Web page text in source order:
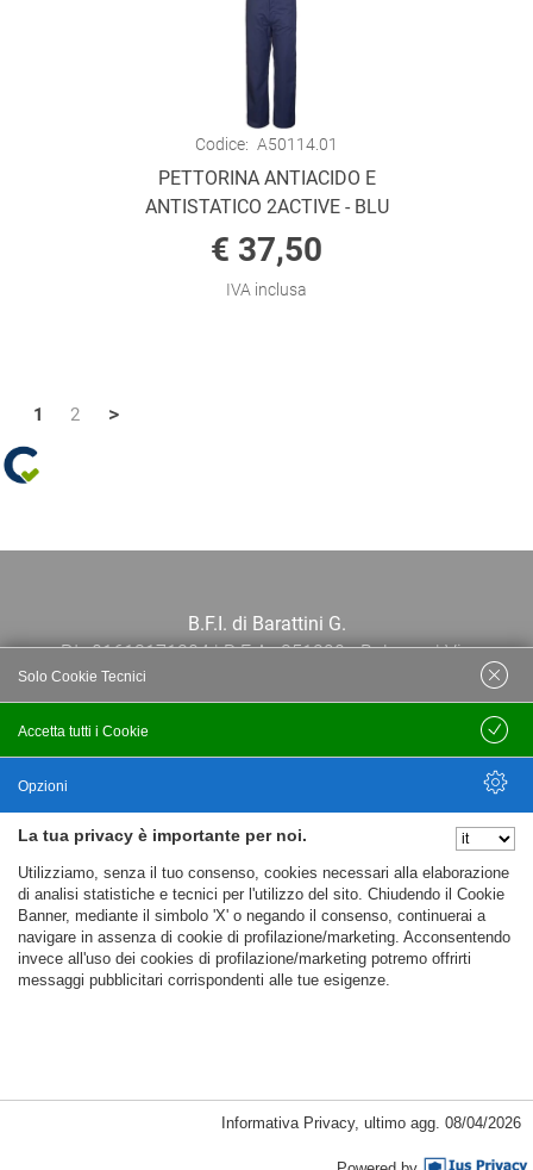
Codice: A50114.01
PETTORINA ANTIACIDO E
ANTISTATICO 2ACTIVE - BLU
€ 37,50
IVA inclusa
1 2 >
B.F.I. di Barattini G.
P.I.: 01613171204 | R.E.A.: 351290 - Bologna | Via
Po 13E, 40139, Bologna | Telefono: 051
444638 | Email: bfi@bfi.bo.it
Privacy policy
Cookie policy
Passepartout
La tua privacy è importante per noi.
Utilizziamo, senza il tuo consenso, cookies necessari alla elaborazione
di analisi statistiche e tecnici per l'utilizzo del sito. Chiudendo il Cookie
Banner, mediante il simbolo 'X' o negando il consenso, continuerai a
navigare in assenza di cookie di profilazione/marketing. Acconsentendo
invece all'uso dei cookies di profilazione/marketing potremo offrirti
messaggi pubblicitari corrispondenti alle tue esigenze.
Cookie Necessari, Tecnici di Sessione
Accetta tutti i Cookie
Solo Cookie Tecnici
Salva
Opzioni
Nascondi Opzioni
Informativa Privacy, ultimo agg. 08/04/2026